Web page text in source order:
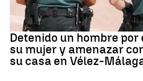
VIOLENCIA MACHISTA
Detenido un hombre
su mujer y amenazar
su casa en Vélez-